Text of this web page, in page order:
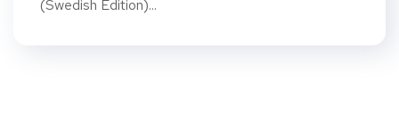
(Swedish Edition)...